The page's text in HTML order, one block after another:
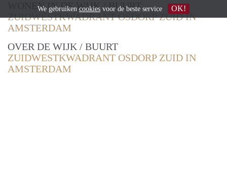
WONEN IN DE WIJK / BUURT
ZUIDWESTKWADRANT OSDORP ZUID IN
AMSTERDAM
OVER DE WIJK / BUURT
ZUIDWESTKWADRANT OSDORP ZUID IN
AMSTERDAM
We gebruiken cookies voor de beste service OK!